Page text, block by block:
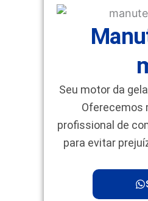
Seu motor da
Oferecemos
profissional de
para evitar